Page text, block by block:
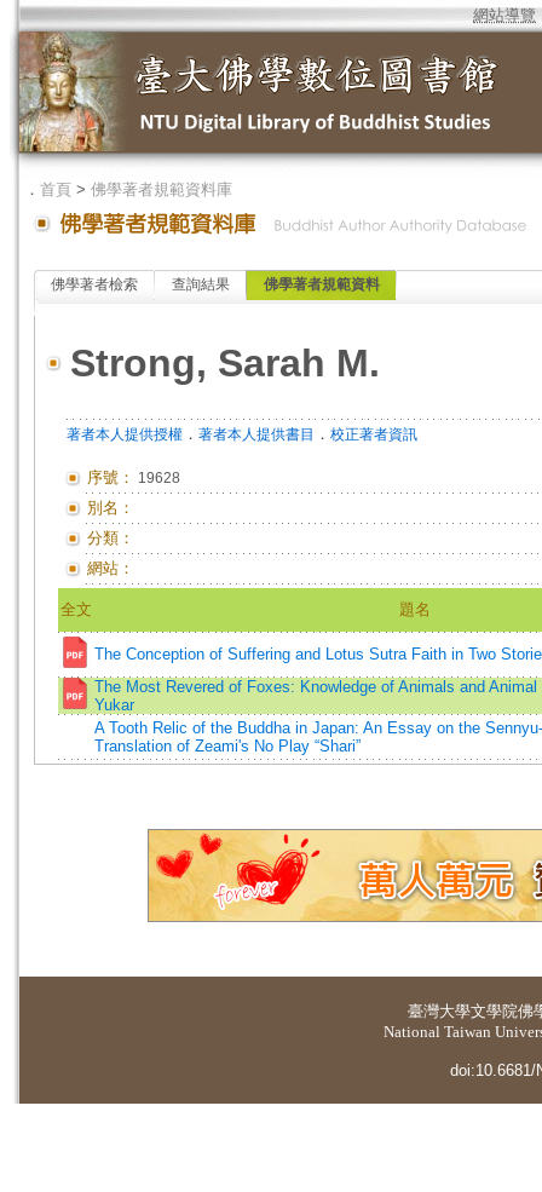
網站導覽
． 首頁 > 佛學著者規範資料庫
佛學著者檢索 查詢結果 佛學著者規範資料
Strong, Sarah M.
著者本人提供授權 ． 著者本人提供書目 ． 校正著者資訊
序號： 19628
別名：
分類：
網站：
全文 題名
The Conception of Suffering and Lotus Sutra Faith in Two
The Most Revered of Foxes: Knowledge of Animals and
Yukar
A Tooth Relic of the Buddha in Japan: An Essay on the
Translation of Zeami's No Play “Shari”
臺灣大學文學院佛
National Taiwan
doi:10.6681/